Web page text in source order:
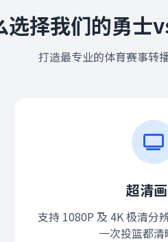
选择我们的勇士
打造最专业的体育赛事转
超清
支持 1080P 及 4K 极清分
一次投篮都清